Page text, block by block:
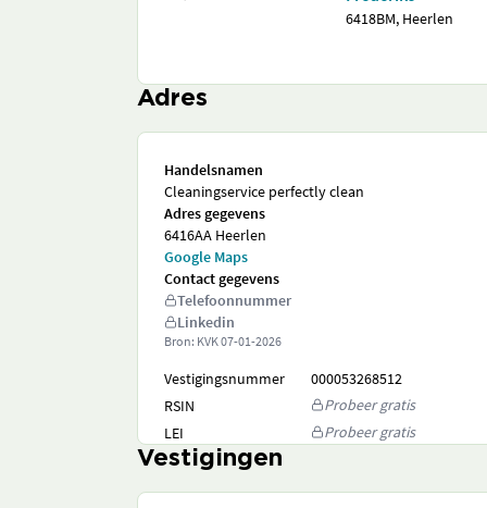
6418BM, Heerlen
Adres
Handelsnamen
Cleaningservice perfectly clean
Adres gegevens
6416AA Heerlen
Google Maps
Contact gegevens
Telefoonnummer
Linkedin
Bron: KVK07-01-2026
Vestigingsnummer
000053268512
RSIN
Probeer gratis
LEI
Probeer gratis
Vestigingen